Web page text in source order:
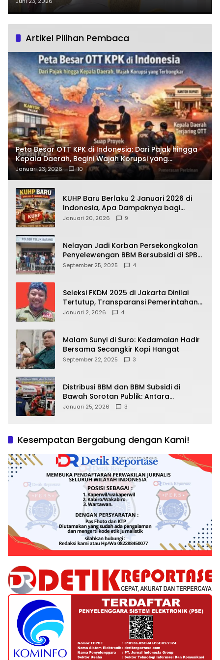
Sulut ke Polres Boltim?
Artikel Pilihan Pembaca
Peta Besar OTT KPK di Indonesia: Dari Pajak hingga
Kepala Daerah, Begini Wajah Korupsi yang
Terbongkar
Januari 23, 2026 10
KUHP Baru Berlaku 2 Januari 2026 di
Indonesia, Apa Dampaknya bagi
Kehidupan Warga? Ini Aturan Kunci
Januari 20, 2026 9
Nelayan Jadi Korban Persekongkolan
Penyelewengan BBM Bersubsidi di SPBU
64.78809 Teluk Batang
September 25, 2025 4
Seleksi FKDM 2025 di Jakarta Dinilai
Tertutup, Transparansi Pemerintahan
Pramono–Rano Dipertanyakan
Januari 2, 2026 4
Malam Sunyi di Suro: Kedamaian Hadir
Bersama Secangkir Kopi Hangat
September 22, 2025 3
Distribusi BBM dan BBM Subsidi di
Bawah Sorotan Publik: Antara
Kepentingan Negara, Hak Konsumen,
Januari 25, 2026 3
Kesempatan Bergabung dengan Kami!